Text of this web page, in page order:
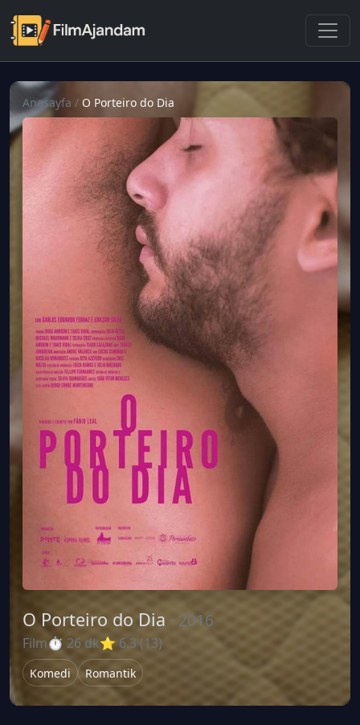
Anasayfa / O Porteiro do Dia
O Porteiro do Dia · 2016
Film⏱ 26 dk⭐ 6.3 (13)
Komedi Romantik